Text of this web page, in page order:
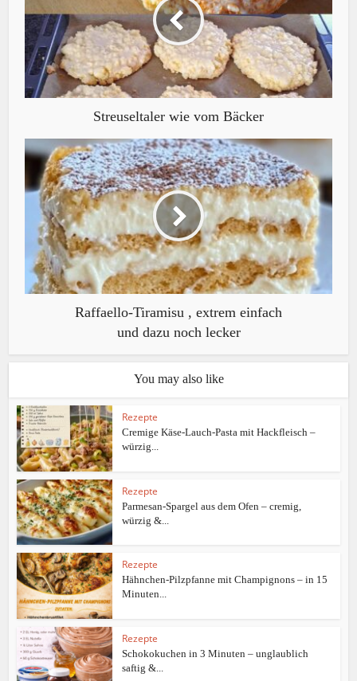
Streuseltaler wie vom Bäcker
Raffaello-Tiramisu , extrem einfach
und dazu noch lecker
You may also like
Rezepte
Cremige Käse-Lauch-Pasta mit Hackfleisch –
würzig...
Rezepte
Parmesan-Spargel aus dem Ofen – cremig,
würzig &...
Rezepte
Hähnchen-Pilzpfanne mit Champignons – in 15
Minuten...
Rezepte
Schokokuchen in 3 Minuten – unglaublich
saftig &...